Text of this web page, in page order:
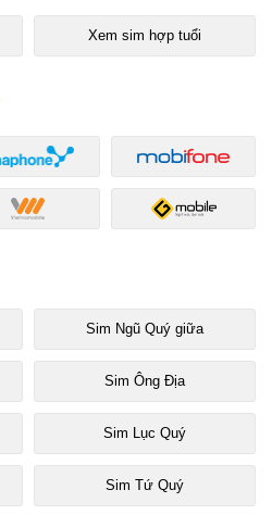
Xem sim hợp tuổi
Sim Ngũ Quý giữa
Sim Ông Địa
Sim Lục Quý
Sim Tứ Quý